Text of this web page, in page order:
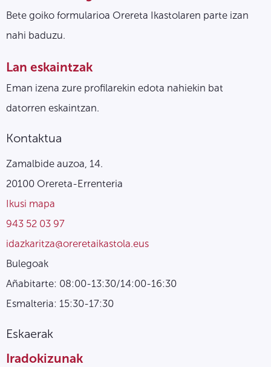
Bete goiko formularioa Orereta Ikastolaren parte izan
nahi baduzu.
Lan eskaintzak
Eman izena zure profilarekin edota nahiekin bat
datorren eskaintzan.
Kontaktua
Zamalbide auzoa, 14.
20100 Orereta-Errenteria
Ikusi mapa
943 52 03 97
idazkaritza@oreretaikastola.eus
Bulegoak
Añabitarte: 08:00-13:30/14:00-16:30
Esmalteria: 15:30-17:30
Eskaerak
Iradokizunak